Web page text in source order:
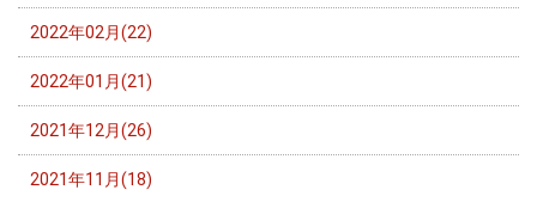
2022年02月(22)
2022年01月(21)
2021年12月(26)
2021年11月(18)